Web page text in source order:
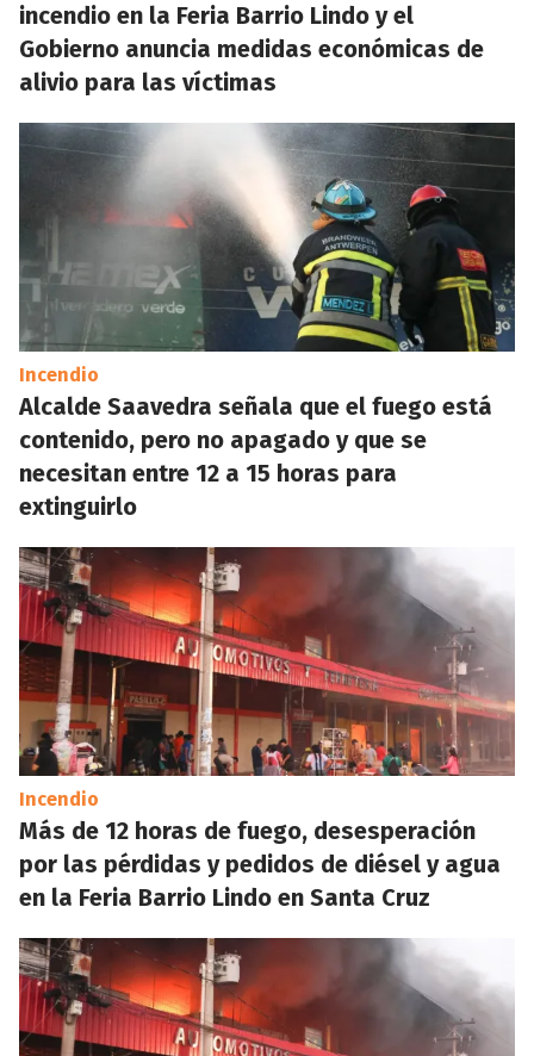
incendio en la Feria Barrio Lindo y el
Gobierno anuncia medidas económicas de
alivio para las víctimas
Incendio
Alcalde Saavedra señala que el fuego está
contenido, pero no apagado y que se
necesitan entre 12 a 15 horas para
extinguirlo
Incendio
Más de 12 horas de fuego, desesperación
por las pérdidas y pedidos de diésel y agua
en la Feria Barrio Lindo en Santa Cruz